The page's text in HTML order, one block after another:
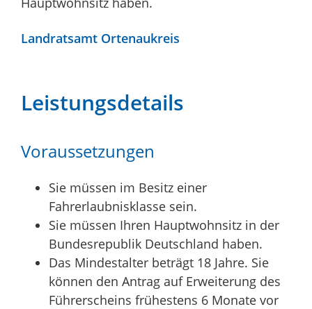
Landratsamt Ortenaukreis
Leistungsdetails
Voraussetzungen
Sie müssen im Besitz einer
Fahrerlaubnisklasse sein.
Sie müssen Ihren Hauptwohnsitz in der
Bundesrepublik Deutschland haben.
Das Mindestalter beträgt 18 Jahre. Sie
können den Antrag auf Erweiterung des
Führerscheins frühestens 6 Monate vor